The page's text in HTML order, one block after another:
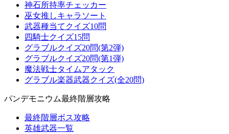
神石所持率チェッカー
巫女推しキャラソート
武器種当てクイズ10問
四騎士クイズ15問
グラブルクイズ20問(第2弾)
グラブルクイズ20問(第1弾)
魔法戦士タイムアタック
グラブル楽器武器クイズ(全20問)
パンデモニウム最終階層攻略
最終階層ボス攻略
英雄武器一覧